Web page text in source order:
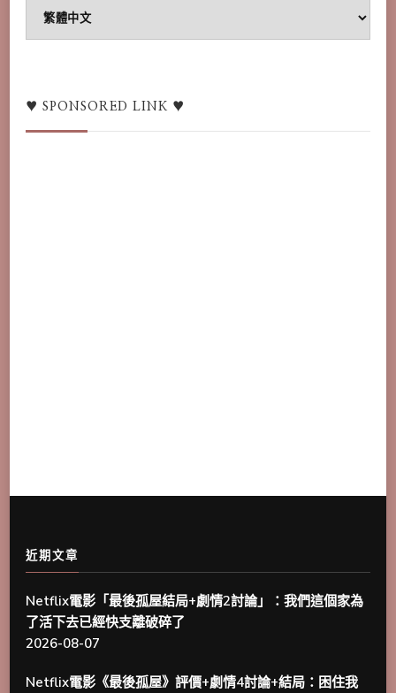
語
言
♥ SPONSORED LINK ♥
近期文章
Netflix電影「最後孤屋結局+劇情2討論」：我們這個家為
了活下去已經快支離破碎了
2026-08-07
Netflix電影《最後孤屋》評價+劇情4討論+結局：困住我